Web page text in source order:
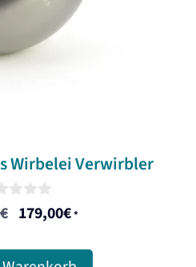
Wirbelei Verwirbler
€ Ursprünglicher
war:
179,00€Aktueller
ist:
*